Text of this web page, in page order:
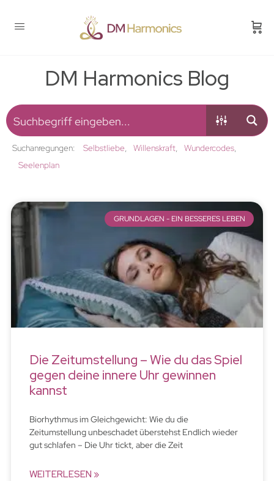
DM Harmonics Blog
Suchanregungen: Selbstliebe Willenskraft
Wundercodes
Seelenplan
GRUNDLAGEN - EIN BESSERES LEBEN
Die Zeitumstellung – Wie du das Spiel
gegen deine innere Uhr gewinnen
kannst
Biorhythmus im Gleichgewicht: Wie du die
Zeitumstellung unbeschadet überstehst Endlich wieder
gut schlafen – Die Uhr tickt, aber die Zeit
WEITERLESEN »